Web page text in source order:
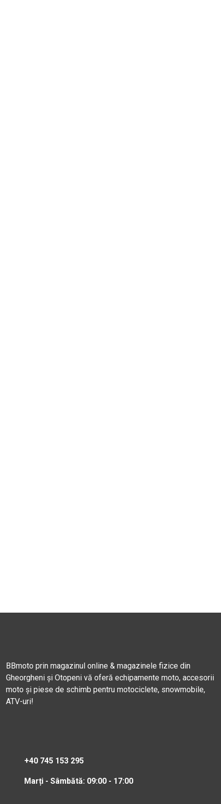
BBmoto prin magazinul online & magazinele fizice din
Gheorgheni și Otopeni vă oferă echipamente moto, accesorii
moto și piese de schimb pentru motociclete, snowmobile,
ATV-uri!
+40 745 153 295
Marți - Sâmbătă: 09:00 - 17:00